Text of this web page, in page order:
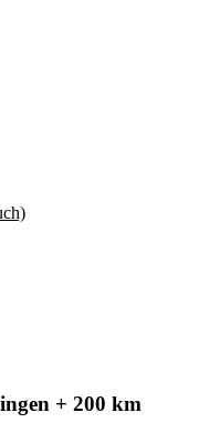
+ 200 km